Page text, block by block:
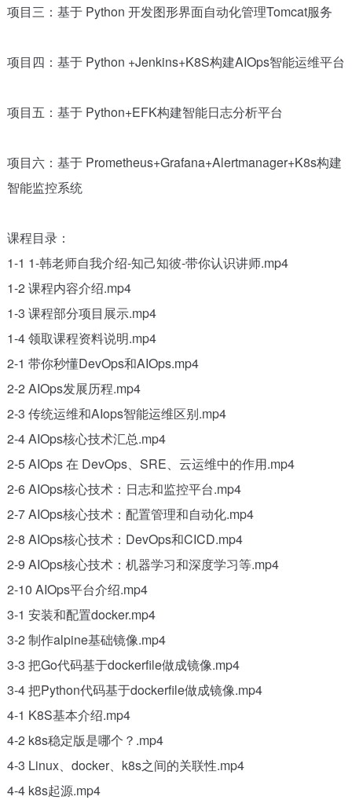
项目三：基于 Python 开发图形界面自动化管理Tomcat服务
项目四：基于 Python +Jenkins+K8S构建AIOps智能运维平台
项目五：基于 Python+EFK构建智能日志分析平台
项目六：基于 Prometheus+Grafana+Alertmanager+K8s构建
智能监控系统
课程目录：
1-1 1-韩老师自我介绍-知己知彼-带你认识讲师.mp4
1-2 课程内容介绍.mp4
1-3 课程部分项目展示.mp4
1-4 领取课程资料说明.mp4
2-1 带你秒懂DevOps和AIOps.mp4
2-2 AIOps发展历程.mp4
2-3 传统运维和AIops智能运维区别.mp4
2-4 AIOps核心技术汇总.mp4
2-5 AIOps 在 DevOps、SRE、云运维中的作用.mp4
2-6 AIOps核心技术：日志和监控平台.mp4
2-7 AIOps核心技术：配置管理和自动化.mp4
2-8 AIOps核心技术：DevOps和CICD.mp4
2-9 AIOps核心技术：机器学习和深度学习等.mp4
2-10 AIOps平台介绍.mp4
3-1 安装和配置docker.mp4
3-2 制作alpine基础镜像.mp4
3-3 把Go代码基于dockerfile做成镜像.mp4
3-4 把Python代码基于dockerfile做成镜像.mp4
4-1 K8S基本介绍.mp4
4-2 k8s稳定版是哪个？.mp4
4-3 Linux、docker、k8s之间的关联性.mp4
4-4 k8s起源.mp4